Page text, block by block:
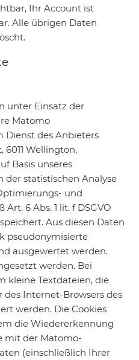
Ihr Account ist
Alle übrigen Daten
unter Einsatz der
Matomo
Dienst des Anbieters
6011 Wellington,
Basis unseres
der statistischen Analyse
und
6 Abs. 1 lit. f DSGVO
Aus diesen Daten
pseudonymisierte
ausgewertet werden.
werden. Bei
kleine Textdateien, die
des Internet-Browsers des
werden. Die Cookies
die Wiedererkennung
mit der Matomo-
(einschließlich Ihrer